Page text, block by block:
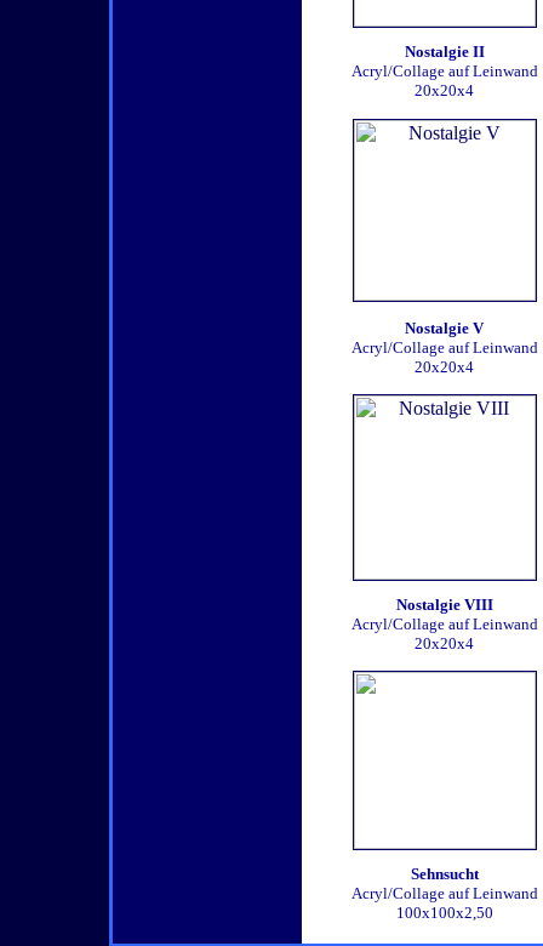
Nostalgie II
Acryl/Collage auf Leinwand
20x20x4
Nostalgie V
Acryl/Collage auf Leinwand
20x20x4
Nostalgie VIII
Acryl/Collage auf Leinwand
20x20x4
Sehnsucht
Acryl/Collage auf Leinwand
100x100x2,50